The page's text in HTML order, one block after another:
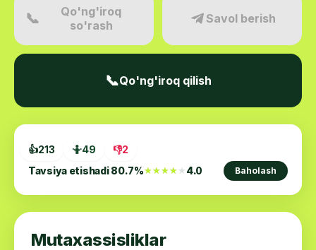
👍213 🤷49 👎2
Tavsiya etishadi80.7%★★★★★
★★★★★4.0 Baholash
Mutaxassisliklar
📞
Qo'ng'iroq
so'rash
Savol berish
📞Qo'ng'iroq qilish